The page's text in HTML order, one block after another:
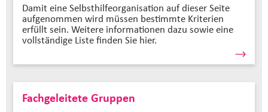
Damit eine Selbsthilfeorganisation auf dieser Seite
aufgenommen wird müssen bestimmte Kriterien
erfüllt sein. Weitere informationen dazu sowie eine
vollständige Liste finden Sie hier.
Fachgeleitete Gruppen